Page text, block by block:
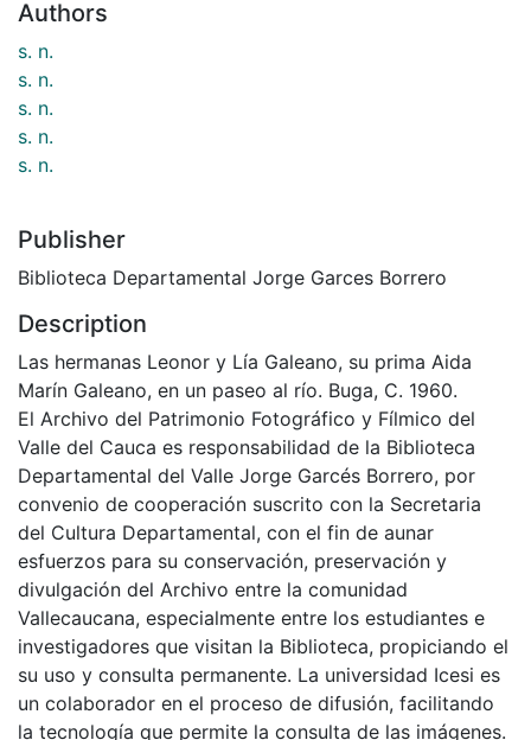
Authors
s. n.
s. n.
s. n.
s. n.
s. n.
Publisher
Biblioteca Departamental Jorge Garces Borrero
Description
Las hermanas Leonor y Lía Galeano, su prima Aida
Marín Galeano, en un paseo al río. Buga, C. 1960.
El Archivo del Patrimonio Fotográfico y Fílmico del
Valle del Cauca es responsabilidad de la Biblioteca
Departamental del Valle Jorge Garcés Borrero, por
convenio de cooperación suscrito con la Secretaria
del Cultura Departamental, con el fin de aunar
esfuerzos para su conservación, preservación y
divulgación del Archivo entre la comunidad
Vallecaucana, especialmente entre los estudiantes e
investigadores que visitan la Biblioteca, propiciando el
su uso y consulta permanente. La universidad Icesi es
un colaborador en el proceso de difusión, facilitando
la tecnología que permite la consulta de las imágenes.